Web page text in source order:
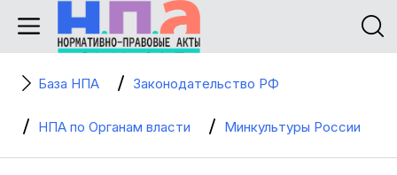
База НПА Законодательство РФ
НПА по Органам власти Минкультуры России